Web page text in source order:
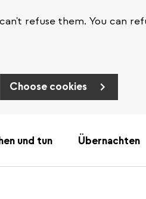
refuse them. You can
Choose cookies
und tun Übernachten